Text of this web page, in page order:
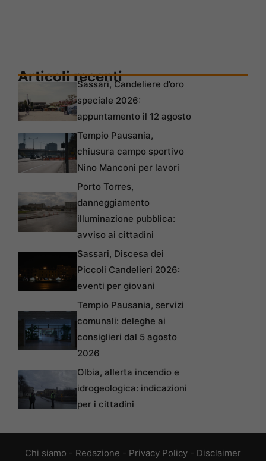
Articoli recentiSassari, Candeliere d’oro
speciale 2026:
appuntamento il 12 agosto
Tempio Pausania,
chiusura campo sportivo
Nino Manconi per lavori
Porto Torres,
danneggiamento
illuminazione pubblica:
avviso ai cittadini
Sassari, Discesa dei
Piccoli Candelieri 2026:
eventi per giovani
Tempio Pausania, servizi
comunali: deleghe ai
consiglieri dal 5 agosto
2026
Olbia, allerta incendio e
idrogeologica: indicazioni
per i cittadini
Chi siamo - Redazione - Privacy Policy - Disclaimer